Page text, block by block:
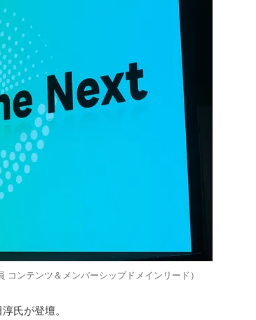
ンテンツ＆メンバーシップドメインリード）
氏が登壇。